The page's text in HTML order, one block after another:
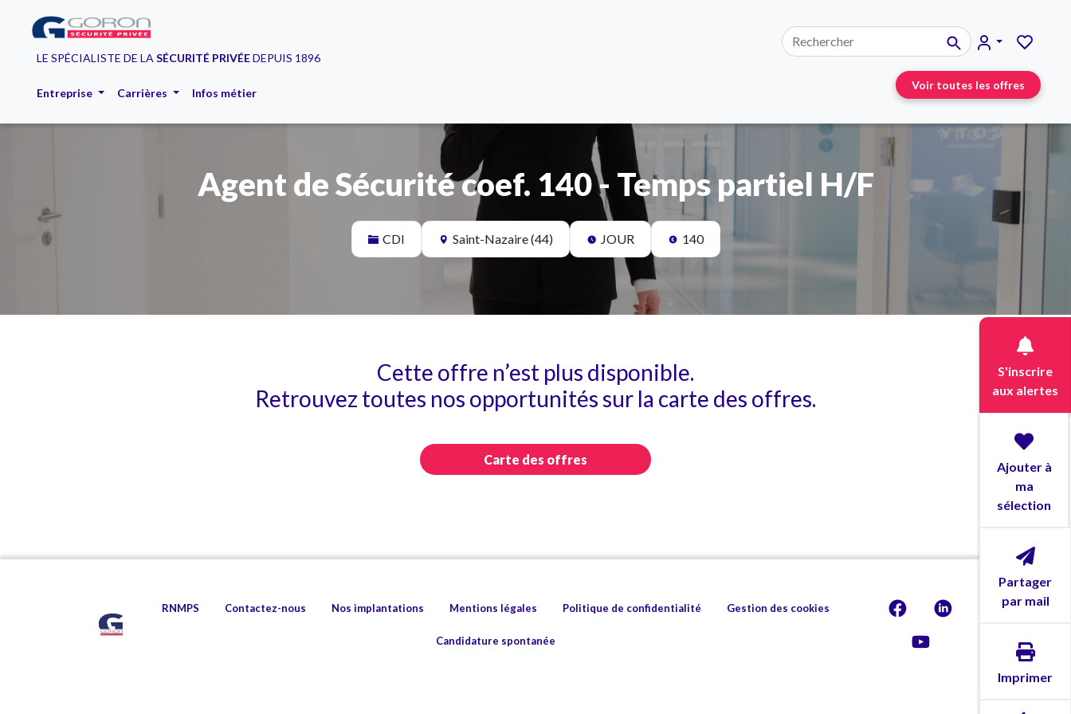
LE SPÉCIALISTE DE LA SÉCURITÉ PRIVÉEDEPUIS 1896
Entreprise Carrières Infos métier
Voir toutes les offres
S'inscrire
aux alertes
Ajouter à
ma
sélection
Partager
par mail
Imprimer
Agent de Sécurité coef. 140 - Temps partiel H/F
CDI Saint-Nazaire (44) JOUR 140
Cette offre n’est plus disponible.
Retrouvez toutes nos opportunités sur la carte des offres.
Carte des offres
RNMPS Contactez-nous Nos implantations Mentions légales Politique de confidentialité Gestion des cookies
Candidature spontanée